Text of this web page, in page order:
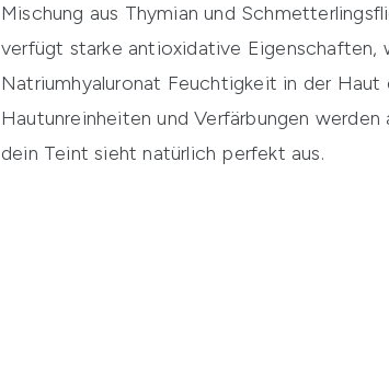
Mischung aus Thymian und
verfügt starke antioxidative Eigenschaften,
Natriumhyaluronat Feuchtigkeit in der Haut
Hautunreinheiten und Verfärbungen
dein Teint sieht natürlich perfekt aus.